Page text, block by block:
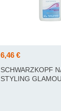
6,46 €
SCHWARZKOPF
STYLING